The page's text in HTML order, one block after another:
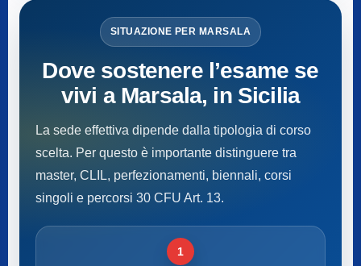
SITUAZIONE PER MARSALA
Dove sostenere l’esame se
vivi a Marsala, in Sicilia
La sede effettiva dipende dalla tipologia di corso
scelta. Per questo è importante distinguere tra
master, CLIL, perfezionamenti, biennali, corsi
singoli e percorsi 30 CFU Art. 13.
1